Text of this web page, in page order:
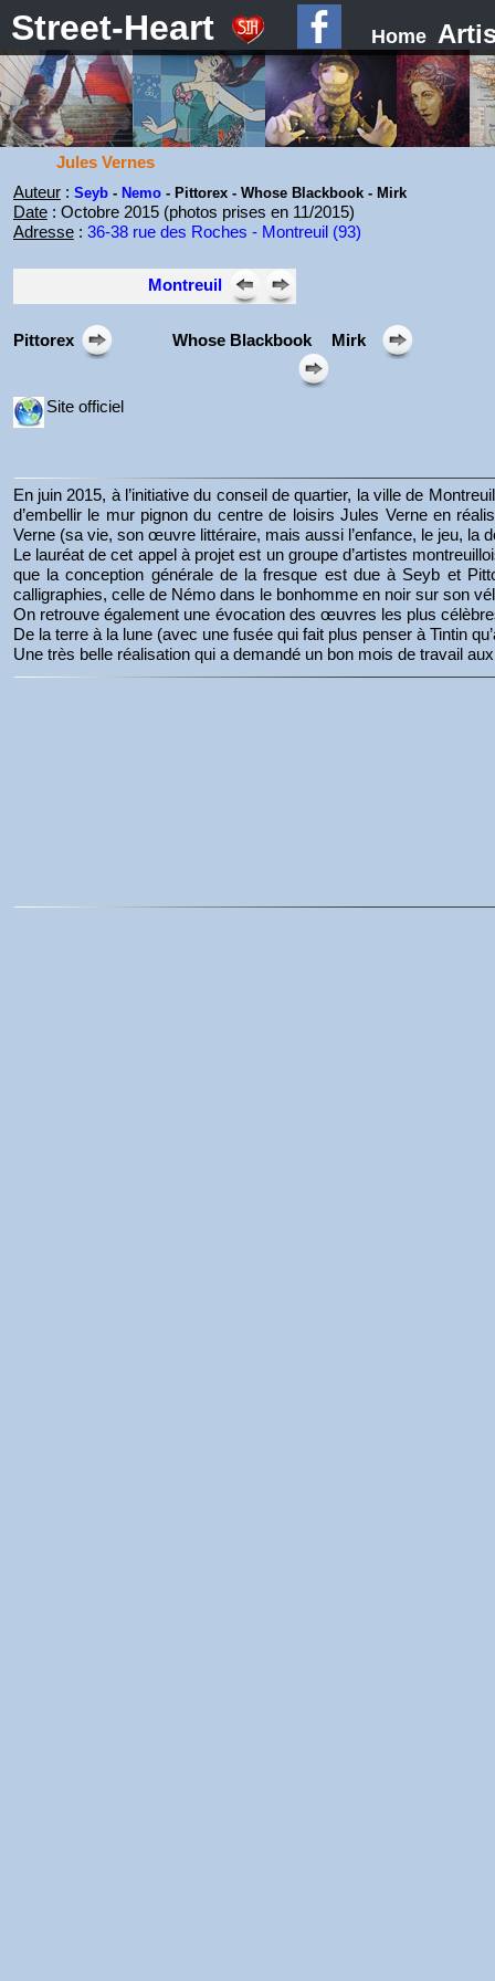
Street-Heart Home
Jules Vernes
Auteur: Seyb- Nemo- Pittorex - Whose Blackbook - Mirk
Date: Octobre 2015 (photos prises en 11/2015)
Adresse: 36-38 rue des Roches - Montreuil (93)
Montreuil
Pittorex
Site officiel
Whose Blackbook Mirk
En juin 2015, à l’initiative du conseil de quartier, la ville de
d’embellir le mur pignon du centre de loisirs Jules Verne en
Verne (sa vie, son œuvre littéraire, mais aussi l’enfance, le jeu, la
Le lauréat de cet appel à projet est un groupe d’artistes
que la conception générale de la fresque est due à Seyb et
calligraphies, celle de Némo dans le bonhomme en noir sur son
On retrouve également une évocation des œuvres les plus
De la terre à la lune (avec une fusée qui fait plus penser à Tintin
Une très belle réalisation qui a demandé un bon mois de travail